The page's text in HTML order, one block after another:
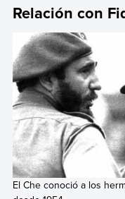
Relación con
El Che conoció a los